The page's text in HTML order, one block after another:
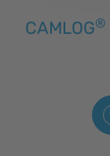
CAMLOG®